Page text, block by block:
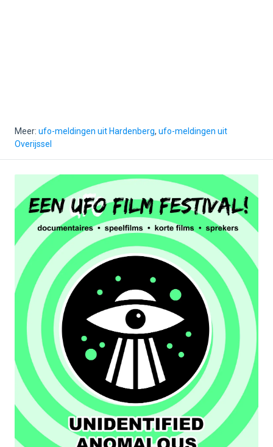
Meer: ufo-meldingen uit Hardenberg, ufo-meldingen uit
Overijssel